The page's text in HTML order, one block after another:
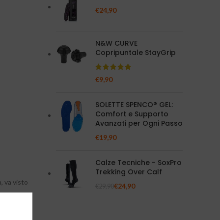
va visto
€24,90
N&W CURVE
Copripuntale StayGrip
€9,90
SOLETTE SPENCO® GEL:
Comfort e Supporto
Avanzati per Ogni Passo
€19,90
Calze Tecniche - SoxPro
Trekking Over Calf
€24,90